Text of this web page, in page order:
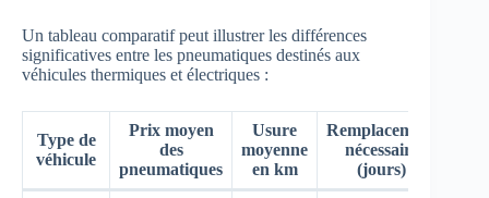
Un tableau comparatif peut illustrer les différences
significatives entre les pneumatiques destinés aux
véhicules thermiques et électriques :
Type de
véhicule
Prix moyen
des
pneumatiques
Usure
moyenne
en km
Remplacement
nécessaire
(jours)